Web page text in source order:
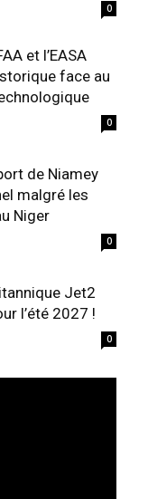
0
et l’EASA
face au
0
de Niamey
malgré les
Niger
0
Jet2
l’été 2027 !
0